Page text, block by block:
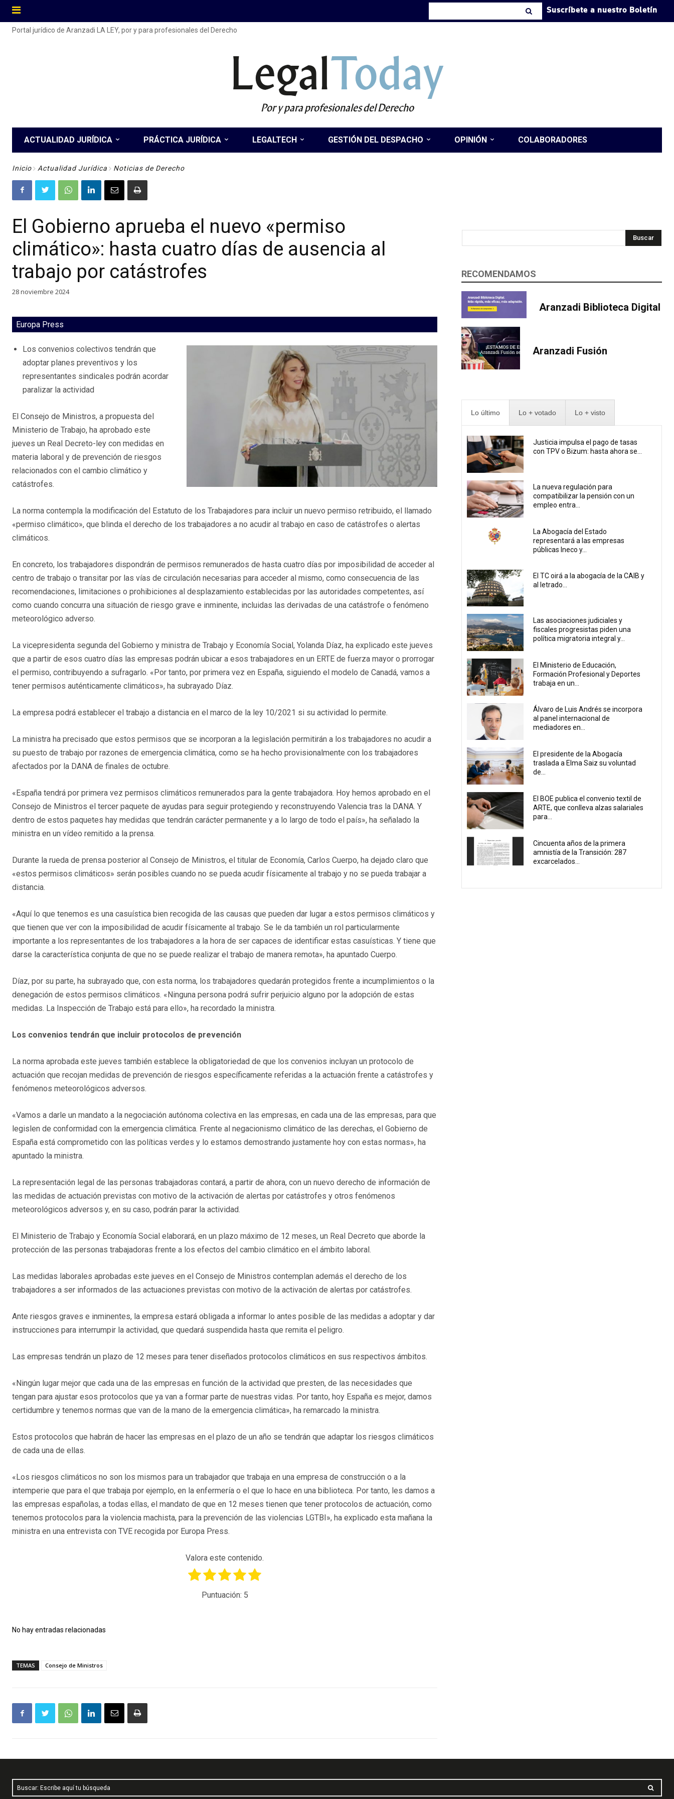
Suscríbete a nuestro Boletín
Portal jurídico de Aranzadi LA LEY, por y para profesionales del Derecho
LegalToday
Por y para profesionales del Derecho
ACTUALIDAD JURÍDICA PRÁCTICA JURÍDICA LEGALTECH GESTIÓN DEL DESPACHO OPINIÓN COLABORADORES
Inicio Actualidad Jurídica Noticias de Derecho
El Gobierno aprueba el nuevo «permiso
climático»: hasta cuatro días de ausencia al
trabajo por catástrofes
28 noviembre 2024
Europa Press
Los convenios colectivos tendrán que
adoptar planes preventivos y los
representantes sindicales podrán acordar
paralizar la actividad
El Consejo de Ministros, a propuesta del
Ministerio de Trabajo, ha aprobado este
jueves un Real Decreto-ley con medidas en
materia laboral y de prevención de riesgos
relacionados con el cambio climático y
catástrofes.
La norma contempla la modificación del Estatuto de los Trabajadores para incluir un nuevo permiso retribuido, el llamado
«permiso climático», que blinda el derecho de los trabajadores a no acudir al trabajo en caso de catástrofes o alertas
climáticos.
En concreto, los trabajadores dispondrán de permisos remunerados de hasta cuatro días por imposibilidad de acceder al
centro de trabajo o transitar por las vías de circulación necesarias para acceder al mismo, como consecuencia de las
recomendaciones, limitaciones o prohibiciones al desplazamiento establecidas por las autoridades competentes, así
como cuando concurra una situación de riesgo grave e inminente, incluidas las derivadas de una catástrofe o fenómeno
meteorológico adverso.
La vicepresidenta segunda del Gobierno y ministra de Trabajo y Economía Social, Yolanda Díaz, ha explicado este jueves
que a partir de esos cuatro días las empresas podrán ubicar a esos trabajadores en un ERTE de fuerza mayor o prorrogar
el permiso, contribuyendo a sufragarlo. «Por tanto, por primera vez en España, siguiendo el modelo de Canadá, vamos a
tener permisos auténticamente climáticos», ha subrayado Díaz.
La empresa podrá establecer el trabajo a distancia en el marco de la ley 10/2021 si su actividad lo permite.
La ministra ha precisado que estos permisos que se incorporan a la legislación permitirán a los trabajadores no acudir a
su puesto de trabajo por razones de emergencia climática, como se ha hecho provisionalmente con los trabajadores
afectados por la DANA de finales de octubre.
«España tendrá por primera vez permisos climáticos remunerados para la gente trabajadora. Hoy hemos aprobado en el
Consejo de Ministros el tercer paquete de ayudas para seguir protegiendo y reconstruyendo Valencia tras la DANA. Y
dentro de estos paquetes hay medidas que tendrán carácter permanente y a lo largo de todo el país», ha señalado la
ministra en un vídeo remitido a la prensa.
Durante la rueda de prensa posterior al Consejo de Ministros, el titular de Economía, Carlos Cuerpo, ha dejado claro que
«estos permisos climáticos» serán posibles cuando no se pueda acudir físicamente al trabajo y no se pueda trabajar a
distancia.
«Aquí lo que tenemos es una casuística bien recogida de las causas que pueden dar lugar a estos permisos climáticos y
que tienen que ver con la imposibilidad de acudir físicamente al trabajo. Se le da también un rol particularmente
importante a los representantes de los trabajadores a la hora de ser capaces de identificar estas casuísticas. Y tiene que
darse la característica conjunta de que no se puede realizar el trabajo de manera remota», ha apuntado Cuerpo.
Díaz, por su parte, ha subrayado que, con esta norma, los trabajadores quedarán protegidos frente a incumplimientos o la
denegación de estos permisos climáticos. «Ninguna persona podrá sufrir perjuicio alguno por la adopción de estas
medidas. La Inspección de Trabajo está para ello», ha recordado la ministra.
Los convenios tendrán que incluir protocolos de prevención
La norma aprobada este jueves también establece la obligatoriedad de que los convenios incluyan un protocolo de
actuación que recojan medidas de prevención de riesgos específicamente referidas a la actuación frente a catástrofes y
fenómenos meteorológicos adversos.
«Vamos a darle un mandato a la negociación autónoma colectiva en las empresas, en cada una de las empresas, para que
legislen de conformidad con la emergencia climática. Frente al negacionismo climático de las derechas, el Gobierno de
España está comprometido con las políticas verdes y lo estamos demostrando justamente hoy con estas normas», ha
apuntado la ministra.
La representación legal de las personas trabajadoras contará, a partir de ahora, con un nuevo derecho de información de
las medidas de actuación previstas con motivo de la activación de alertas por catástrofes y otros fenómenos
meteorológicos adversos y, en su caso, podrán parar la actividad.
El Ministerio de Trabajo y Economía Social elaborará, en un plazo máximo de 12 meses, un Real Decreto que aborde la
protección de las personas trabajadoras frente a los efectos del cambio climático en el ámbito laboral.
Las medidas laborales aprobadas este jueves en el Consejo de Ministros contemplan además el derecho de los
trabajadores a ser informados de las actuaciones previstas con motivo de la activación de alertas por catástrofes.
Ante riesgos graves e inminentes, la empresa estará obligada a informar lo antes posible de las medidas a adoptar y dar
instrucciones para interrumpir la actividad, que quedará suspendida hasta que remita el peligro.
Las empresas tendrán un plazo de 12 meses para tener diseñados protocolos climáticos en sus respectivos ámbitos.
«Ningún lugar mejor que cada una de las empresas en función de la actividad que presten, de las necesidades que
tengan para ajustar esos protocolos que ya van a formar parte de nuestras vidas. Por tanto, hoy España es mejor, damos
certidumbre y tenemos normas que van de la mano de la emergencia climática», ha remarcado la ministra.
Estos protocolos que habrán de hacer las empresas en el plazo de un año se tendrán que adaptar los riesgos climáticos
de cada una de ellas.
«Los riesgos climáticos no son los mismos para un trabajador que trabaja en una empresa de construcción o a la
intemperie que para el que trabaja por ejemplo, en la enfermería o el que lo hace en una biblioteca. Por tanto, les damos a
las empresas españolas, a todas ellas, el mandato de que en 12 meses tienen que tener protocolos de actuación, como
tenemos protocolos para la violencia machista, para la prevención de las violencias LGTBI», ha explicado esta mañana la
ministra en una entrevista con TVE recogida por Europa Press.
Valora este contenido.
Puntuación: 5
No hay entradas relacionadas
TEMAS Consejo de Ministros
Buscar
RECOMENDAMOS
Aranzadi Biblioteca Digital
Aranzadi Fusión
Lo último Lo + votado Lo + visto
Justicia impulsa el pago de tasas
con TPV o Bizum: hasta ahora se...
La nueva regulación para
compatibilizar la pensión con un
empleo entra...
La Abogacía del Estado
representará a las empresas
públicas Ineco y...
El TC oirá a la abogacía de la CAIB y
al letrado...
Las asociaciones judiciales y
fiscales progresistas piden una
política migratoria integral y...
El Ministerio de Educación,
Formación Profesional y Deportes
trabaja en un...
Álvaro de Luis Andrés se incorpora
al panel internacional de
mediadores en...
El presidente de la Abogacía
traslada a Elma Saiz su voluntad
de...
El BOE publica el convenio textil de
ARTE, que conlleva alzas salariales
para...
Cincuenta años de la primera
amnistía de la Transición: 287
excarcelados...
Buscar: Escribe aquí tu búsqueda